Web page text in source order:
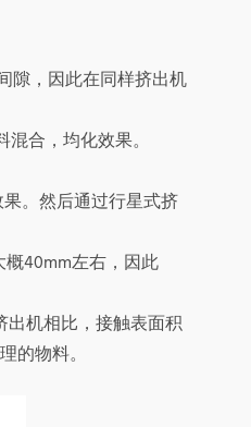
隙，因此在同样挤出机
合，均化效果。
。然后通过行星式挤
概40mm左右，因此
出机相比，接触表面积
的物料。